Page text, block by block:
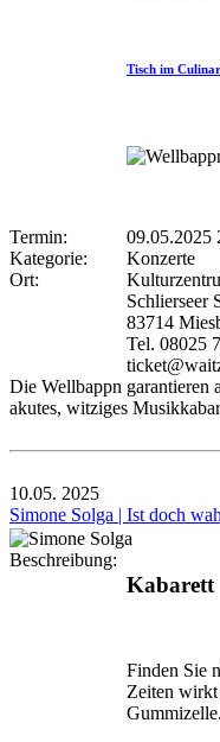
Tisch im
Termin:
09.05.2025
Kategorie:
Konzerte
Ort:
Schlierseer
83714
Tel. 08025
Die Wellbappn garantieren
akutes, witziges
10.05. 2025
Simone Solga | Ist doch
Beschreibung:
Kabarett
Finden Sie
Zeiten wirkt
Gummizelle.